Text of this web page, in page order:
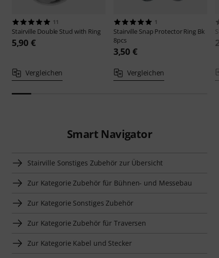
11
Stairville Double Stud with Ring
5,90 €
Vergleichen
1
Stairville Snap Protector Ring Bk
8pcs
3,50 €
Vergleichen
Smart Navigator
Stairville Sonstiges Zubehör zur Übersicht
Zur Kategorie Zubehör für Bühnen- und Messebau
Zur Kategorie Sonstiges Zubehör
Zur Kategorie Zubehör für Traversen
Zur Kategorie Kabel und Stecker